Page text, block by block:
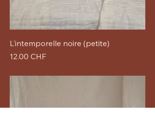
L'intemporelle noire (petite)
Prix
12.00 CHF